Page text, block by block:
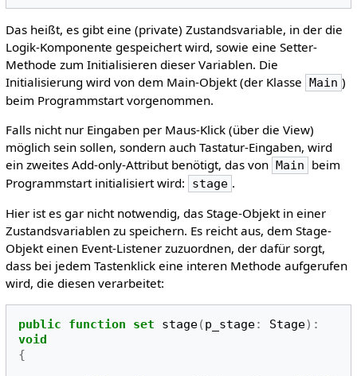
Das heißt, es gibt eine (private) Zustandsvariable, in der die
Logik-Komponente gespeichert wird, sowie eine Setter-
Methode zum Initialisieren dieser Variablen. Die
Initialisierung wird von dem Main-Objekt (der Klasse Main )
beim Programmstart vorgenommen.
Falls nicht nur Eingaben per Maus-Klick (über die View)
möglich sein sollen, sondern auch Tastatur-Eingaben, wird
ein zweites Add-only-Attribut benötigt, das von Main
beim
Programmstart initialisiert wird:
stage .
Hier ist es gar nicht notwendig, das Stage-Objekt in einer
Zustandsvariablen zu speichern. Es reicht aus, dem Stage-
Objekt einen Event-Listener zuzuordnen, der dafür sorgt,
dass bei jedem Tastenklick eine interen Methode aufgerufen
wird, die diesen verarbeitet:
public function set stage(p_stage: Stage):
void
{